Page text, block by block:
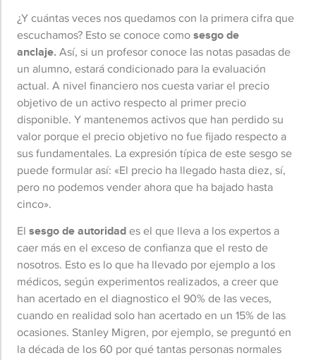
¿Y cuántas veces nos quedamos con la primera cifra que
escuchamos? Esto se conoce comosesgo de
anclaje. Así, si un profesor conoce las notas pasadas de
un alumno, estará condicionado para la evaluación
actual. A nivel financiero nos cuesta variar el precio
objetivo de un activo respecto al primer precio
disponible. Y mantenemos activos que han perdido su
valor porque el precio objetivo no fue fijado respecto a
sus fundamentales. La expresión típica de este sesgo se
puede formular así: «El precio ha llegado hasta diez, sí,
pero no podemos vender ahora que ha bajado hasta
cinco».
El sesgo de autoridades el que lleva a los expertos a
caer más en el exceso de confianza que el resto de
nosotros. Esto es lo que ha llevado por ejemplo a los
médicos, según experimentos realizados, a creer que
han acertado en el diagnostico el 90% de las veces,
cuando en realidad solo han acertado en un 15% de las
ocasiones. Stanley Migren, por ejemplo, se preguntó en
la década de los 60 por qué tantas personas normales